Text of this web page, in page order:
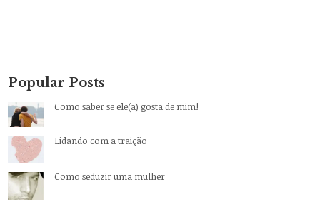
Popular Posts
Como saber se ele(a) gosta de mim!
Lidando com a traição
Como seduzir uma mulher